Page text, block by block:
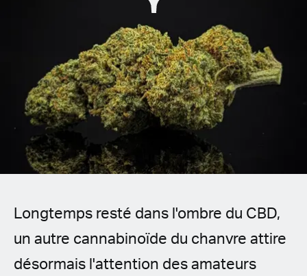
English (United States)
Spanish (Spain)
Spanish (Latin America)
German
French
Czech
Polish
Longtemps resté dans l'ombre du CBD,
un autre cannabinoïde du chanvre attire
désormais l'attention des amateurs